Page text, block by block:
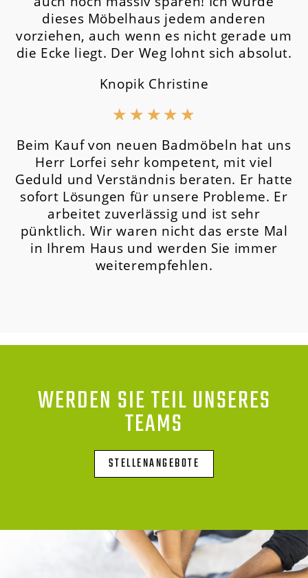
dieses Möbelhaus jedem anderen
vorziehen, auch wenn es nicht gerade um
die Ecke liegt. Der Weg lohnt sich absolut.
Knopik Christine
★ ★ ★ ★ ★
Beim Kauf von neuen Badmöbeln hat uns
Herr Lorfei sehr kompetent, mit viel
Geduld und Verständnis beraten. Er hatte
sofort Lösungen für unsere Probleme. Er
arbeitet zuverlässig und ist sehr
pünktlich. Wir waren nicht das erste Mal
in Ihrem Haus und werden Sie immer
weiterempfehlen.
WERDEN SIE TEIL UNSERES
TEAMS
STELLENANGEBOTE